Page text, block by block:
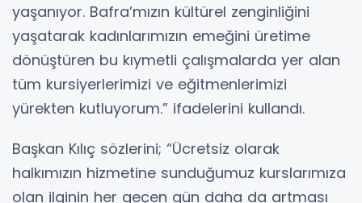
yaşanıyor. Bafra’mızın kültürel zenginliğini
yaşatarak kadınlarımızın emeğini üretime
dönüştüren bu kıymetli çalışmalarda yer alan
tüm kursiyerlerimizi ve eğitmenlerimizi
yürekten kutluyorum.” ifadelerini kullandı.
Başkan Kılıç sözlerini; “Ücretsiz olarak
halkımızın hizmetine sunduğumuz kurslarımıza
olan ilginin her geçen gün daha da artması